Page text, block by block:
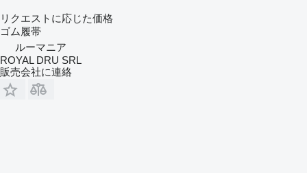
リクエストに応じた価格
ゴム履帯
ルーマニア
ROYAL DRU SRL
販売会社に連絡